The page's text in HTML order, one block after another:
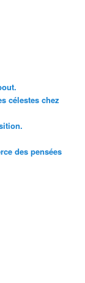
célestes chez
des pensées